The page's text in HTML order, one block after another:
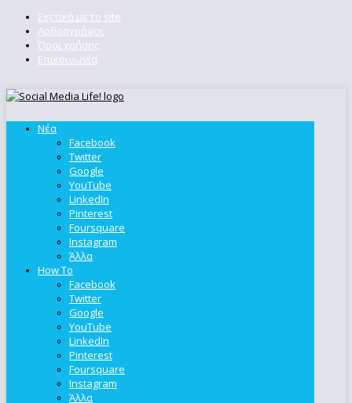
Σχετικά με το site
Αρθρογράφοι
Όροι χρήσης
Επικοινωνία
Νέα
Facebook
Twitter
Google
YouTube
LinkedIn
Pinterest
Foursquare
Instagram
Άλλα
How To
Facebook
Twitter
Google
YouTube
LinkedIn
Pinterest
Foursquare
Instagram
Άλλα